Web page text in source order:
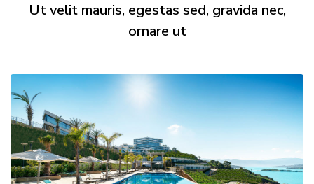
Ut velit mauris, egestas sed, gravida nec,
ornare ut